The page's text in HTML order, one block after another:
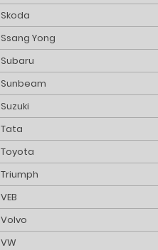
Skoda
Ssang Yong
Subaru
Sunbeam
Suzuki
Tata
Toyota
Triumph
VEB
Volvo
VW